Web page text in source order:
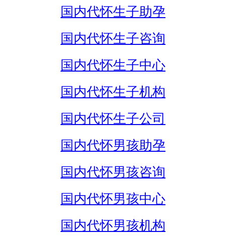
国内代怀生子助孕
国内代怀生子咨询
国内代怀生子中心
国内代怀生子机构
国内代怀生子公司
国内代怀男孩助孕
国内代怀男孩咨询
国内代怀男孩中心
国内代怀男孩机构